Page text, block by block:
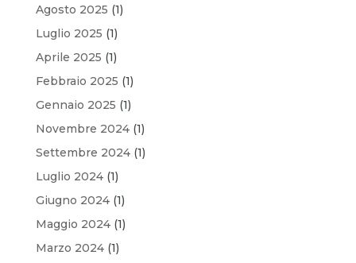
Agosto 2025 (1)
Luglio 2025 (1)
Aprile 2025 (1)
Febbraio 2025 (1)
Gennaio 2025 (1)
Novembre 2024(1)
Settembre 2024(1)
Luglio 2024(1)
Giugno 2024(1)
Maggio 2024(1)
Marzo 2024(1)